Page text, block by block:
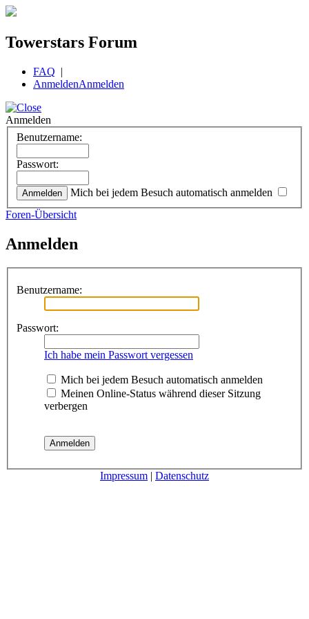
Towerstars Forum
FAQ |
AnmeldenAnmelden
Anmelden
Benutzername:
Passwort:
Mich bei jedem Besuch automatisch anmelden
Foren-Übersicht
Anmelden
Benutzername:
Passwort:
Ich habe mein Passwort vergessen
Mich bei jedem Besuch automatisch anmelden
Meinen Online-Status während dieser Sitzung
verbergen
Impressum | Datenschutz